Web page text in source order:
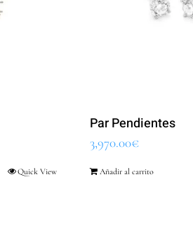
Quick View
Par Pendientes
3,970.00€
Añadir al carrito